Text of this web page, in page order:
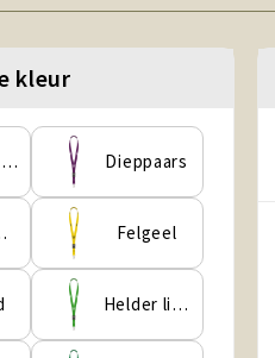
kleur
Cool Grey 6 C Dieppaars
Felgeel
Helder limoengroen